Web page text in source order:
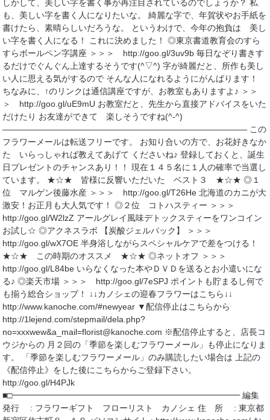
しかして、美しい字を書く事が再注目されているのでしょうか？ 私
も、美しい字を書く人になりたいな。 綺麗な字で、年賀状やお手紙を
書けたら、素晴らしいだろうな。 というわけで、今年の抱負は 美し
い字を書く人になる！ これに決めました！ ◎東京書道教育会のすら
すらボールペン字講座 ＞＞＞ http://goo.gl/3uv9b 毎日なぞり書きす
るだけでぐんぐん上達するそうです(^▽^) 字が綺麗だと、所作も美し
い人に思える気がするので そんな人になれるようにがんばります！
ちなみに、↑のリンクは通信講座ですが、お教室もありますよ♪ ＞＞
＞ http://goo.gl/uE9mU お教室だと、先生から直接アドバイスをいた
だけたり お友達ができて 楽しそうですね(^-^)
――――――――――――――――――――――――――――― この
フラワーメールは転送フリーです。 お知り合いの方で、お花好きなか
た いらっしゃれば教えてあげて くださいね♪ 登録しておくと、誕生
日プレゼントのチャンスあり！！ 現在１４５名に１人の確率で当選し
ています。 ★☆★ 皆様に反響いただいた ベスト３ ★☆★ ◎１
位 マルゲン後藤水産 ＞＞＞ http://goo.gl/T26He 北海道のカニが大
激安！お正月も大人気です！ ◎２位 コトハスティー ＞＞＞
http://goo.gl/W2lzZ アールグレイ風味デトックスティーをワンコイン
お試し☆ ◎アクネスラボ 【炭酸ジェルパック】 ＞＞＞
http://goo.gl/wX7OE 半身浴しながらスペシャルケアで差をつける！
★☆★ この時期のオススメ ★☆★ ◎ネットオフ ＞＞＞
http://goo.gl/L84be いらなくなった本やＤＶＤを送るとお小遣いにな
る♪ ◎楽天市場 ＞＞＞ http://goo.gl/7eSPJ ポイントも貯まるし何で
も揃う総合ショップ！ ↓↓カノシェの迎春フラワーはこちら↓↓
http://www.kanoche.com/#newyear ▼配信停止はこちらから
http://1lejend.com/stepmail/dela.php?
no=xxxwew&a_mail=florist@kanoche.com ※配信停止すると、店長コ
ウジからの 月２回の「季節を楽しむフラワーメール」も停止になりま
す。 「季節を楽しむフラワーメール」のみ購読したい場合は 上記の
《配信停止》をした後にこちらからご登録下さい。
http://goo.gl/H4PJk
■□━━━━━━━━━━━━━━━━━━━━━━━━━━━ 編集
発行 : フラワーギフト フローリスト カノシェ 住 所 : 東京都